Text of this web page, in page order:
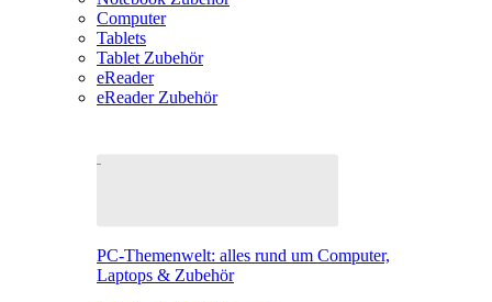
Computer
Tablets
Tablet Zubehör
eReader
eReader Zubehör
PC-Themenwelt: alles rund um Computer,
Laptops & Zubehör